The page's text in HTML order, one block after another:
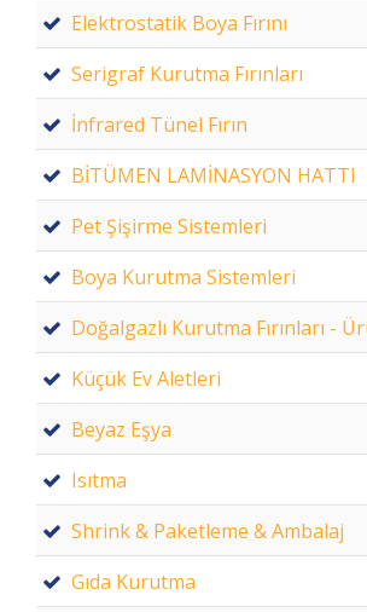
Elektrostatik Boya Fırını
Serigraf Kurutma Fırınları
İnfrared Tünel Fırın
BİTÜMEN LAMİNASYON HATTI
Pet Şişirme Sistemleri
Boya Kurutma Sistemleri
Doğalgazlı Kurutma Fırınları -
Küçük Ev Aletleri
Beyaz Eşya
Isıtma
Shrink & Paketleme & Ambalaj
Gıda Kurutma